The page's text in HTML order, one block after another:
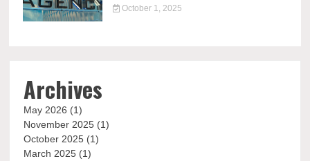
October 1, 2025
Archives
May 2026 (1)
November 2025 (1)
October 2025 (1)
March 2025 (1)